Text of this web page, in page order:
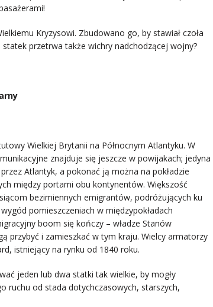
Kryzysowi. Zbudowano go, by stawiał czoła
przetrwa także wichry nadchodzącej wojny?
Wielkiej Brytanii na Północnym Atlantyku. W
znajduje się jeszcze w powijakach; jedyna
Atlantyk, a pokonać ją można na pokładzie
między portami obu kontynentów. Większość
bezimiennych emigrantów, podróżujących ku
pomieszczeniach w międzypokładach
boom się kończy – władze Stanów
przybyć i zamieszkać w tym kraju. Wielcy armatorzy
istniejący na rynku od 1840 roku.
jeden lub dwa statki tak wielkie, by mogły
ruchu od stada dotychczasowych, starszych,